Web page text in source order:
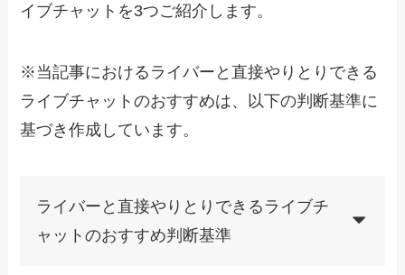
イブチャットを3つご紹介します。
※当記事におけるライバーと直接やりとりできる
ライブチャットのおすすめは、以下の判断基準に
基づき作成しています。
ライバーと直接やりとりできるライブチ
ャットのおすすめ判断基準